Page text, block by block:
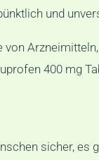
und
400 mg
sicher, es